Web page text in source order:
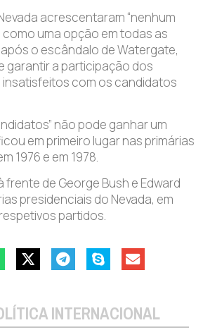
acrescentaram “nenhum
uma opção em todas as
o escândalo de Watergate,
garantir a participação dos
com os candidatos
não pode ganhar um
em primeiro lugar nas primárias
1976 e em 1978.
frente de George Bush e Edward
presidenciais do Nevada, em
partidos.
INTERNACIONAL